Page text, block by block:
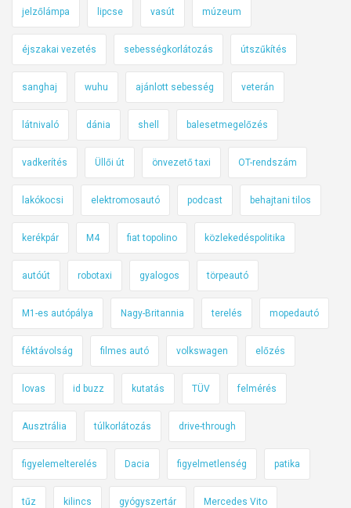
jelzőlámpa lipcse vasút múzeum
éjszakai vezetés sebességkorlátozás útszűkítés
sanghaj wuhu ajánlott sebesség veterán
látnivaló dánia shell balesetmegelőzés
vadkerítés Üllői út önvezető taxi OT-rendszám
lakókocsi elektromosautó podcast behajtani tilos
kerékpár M4 fiat topolino közlekedéspolitika
autóút robotaxi gyalogos törpeautó
M1-es autópálya Nagy-Britannia terelés mopedautó
féktávolság filmes autó volkswagen előzés
lovas id buzz kutatás TÜV felmérés
Ausztrália túlkorlátozás drive-through
figyelemelterelés Dacia figyelmetlenség patika
tűz kilincs gyógyszertár Mercedes Vito